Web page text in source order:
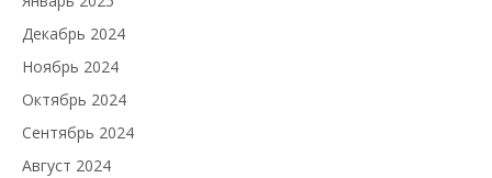
Декабрь 2024
Ноябрь 2024
Октябрь 2024
Сентябрь 2024
Август 2024